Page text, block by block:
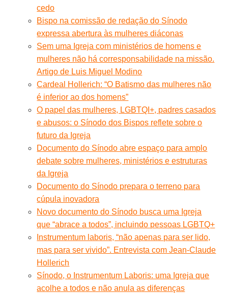
cedo
Bispo na comissão de redação do Sínodo
expressa abertura às mulheres diáconas
Sem uma Igreja com ministérios de homens e
mulheres não há corresponsabilidade na missão.
Artigo de Luis Miguel Modino
Cardeal Hollerich: “O Batismo das mulheres não
é inferior ao dos homens”
O papel das mulheres, LGBTQI+, padres casados
e abusos: o Sínodo dos Bispos reflete sobre o
futuro da Igreja
Documento do Sínodo abre espaço para amplo
debate sobre mulheres, ministérios e estruturas
da Igreja
Documento do Sínodo prepara o terreno para
cúpula inovadora
Novo documento do Sínodo busca uma Igreja
que “abrace a todos”, incluindo pessoas LGBTQ+
Instrumentum laboris, “não apenas para ser lido,
mas para ser vivido”. Entrevista com Jean-Claude
Hollerich
Sínodo, o Instrumentum Laboris: uma Igreja que
acolhe a todos e não anula as diferenças